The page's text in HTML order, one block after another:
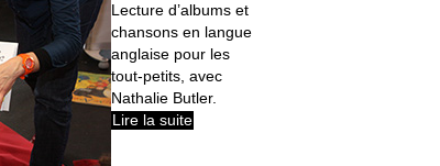
Lecture d’albums et
chansons en langue
anglaise pour les
tout-petits, avec
Nathalie Butler.
Lire la suite